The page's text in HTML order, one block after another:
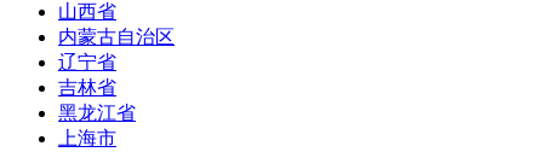
山西省
内蒙古自治区
辽宁省
吉林省
黑龙江省
上海市